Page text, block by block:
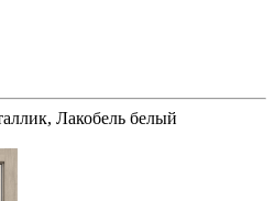
Лакобель белый